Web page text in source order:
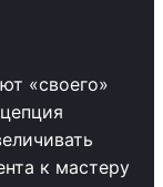
«своего»
к мастеру